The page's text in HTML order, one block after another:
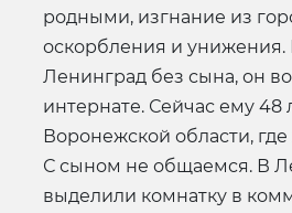
родными, изгнание из
оскорбления и унижения.
Ленинград без сына, он
интернате. Сейчас ему 48
Воронежской области,
С сыном не общаемся. В
выделили комнатку в